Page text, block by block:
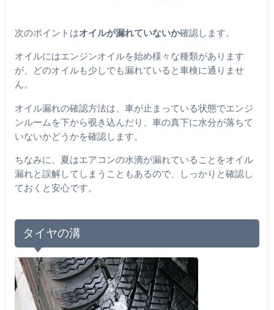
次のポイントはオイルが漏れていないか確認します。
オイルにはエンジンオイルを始め様々な種類があります
が、どのオイルも少しでも漏れていると車検に通りませ
ん。
オイル漏れの確認方法は、車が止まっている状態でエンジ
ンルームを下から覗き込んだり、車の真下に水分が落ちて
いないかどうかを確認します。
ちなみに、夏はエアコンの水滴が漏れていることをオイル
漏れと誤解してしまうこともあるので、しっかりと確認し
ておくと安心です。
タイヤの溝